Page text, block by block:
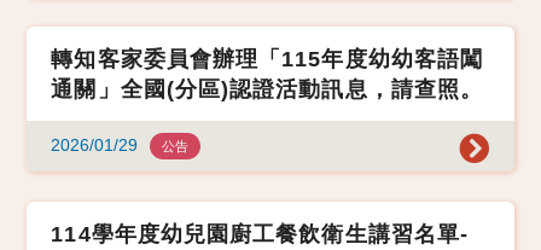
轉知客家委員會辦理「115年度幼幼客語闖
通關」全國(分區)認證活動訊息，請查照。
2026/01/29 公告
114學年度幼兒園廚工餐飲衛生講習名單-